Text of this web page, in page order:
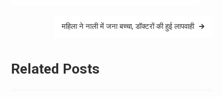
महिला ने नाली में जना बच्चा, डॉक्टरों की हुई लापवाही
Related Posts